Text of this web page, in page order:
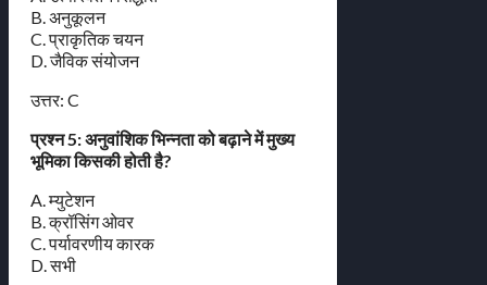
B. अनुकूलन
C. प्राकृतिक चयन
D. जैविक संयोजन
उत्तर: C
प्रश्न 5: अनुवांशिक भिन्नता को बढ़ाने में मुख्य
भूमिका किसकी होती है?
A. म्युटेशन
B. क्रॉसिंग ओवर
C. पर्यावरणीय कारक
D. सभी